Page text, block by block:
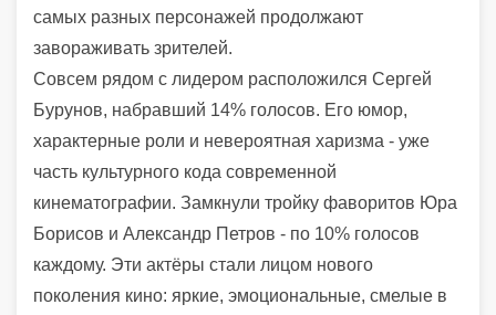
самых разных персонажей продолжают
завораживать зрителей.
Совсем рядом с лидером расположился Сергей
Бурунов, набравший 14% голосов. Его юмор,
характерные роли и невероятная харизма - уже
часть культурного кода современной
кинематографии. Замкнули тройку фаворитов Юра
Борисов и Александр Петров - по 10% голосов
каждому. Эти актёры стали лицом нового
поколения кино: яркие, эмоциональные, смелые в